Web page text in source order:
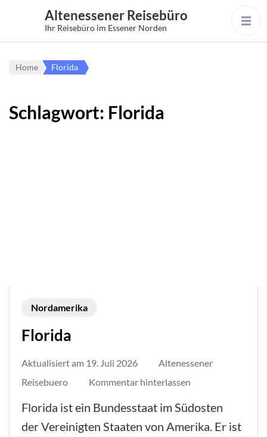
Altenessener Reisebüro
Ihr Reisebüro im Essener Norden
Home Florida
Schlagwort: Florida
Nordamerika
Florida
Aktualisiert am 19. Juli 2026
Altenessener
Reisebuero
Kommentar hinterlassen
Florida ist ein Bundesstaat im Südosten
der Vereinigten Staaten von Amerika. Er ist